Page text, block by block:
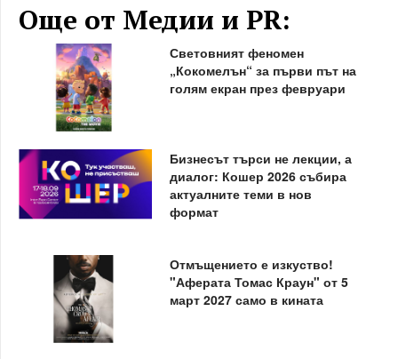
Още от Медии и PR:
Световният феномен
„Кокомелън“ за първи път на
голям екран през февруари
Бизнесът търси не лекции, а
диалог: Кошер 2026 събира
актуалните теми в нов
формат
Отмъщението е изкуство!
"Аферата Томас Краун" от 5
март 2027 само в кината